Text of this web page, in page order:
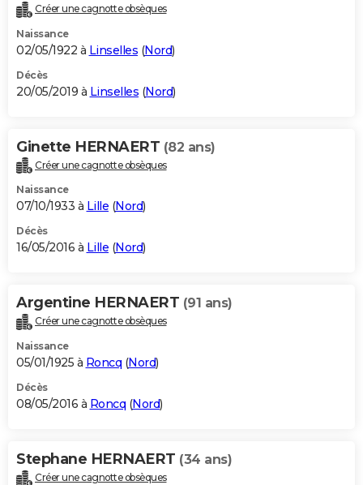
Créer une cagnotte obsèques
Naissance
02/05/1922 à Linselles (Nord)
Décès
20/05/2019 à Linselles (Nord)
Ginette HERNAERT (82 ans)
Créer une cagnotte obsèques
Naissance
07/10/1933 à Lille (Nord)
Décès
16/05/2016 à Lille (Nord)
Argentine HERNAERT (91 ans)
Créer une cagnotte obsèques
Naissance
05/01/1925 à Roncq (Nord)
Décès
08/05/2016 à Roncq (Nord)
Stephane HERNAERT (34 ans)
Créer une cagnotte obsèques